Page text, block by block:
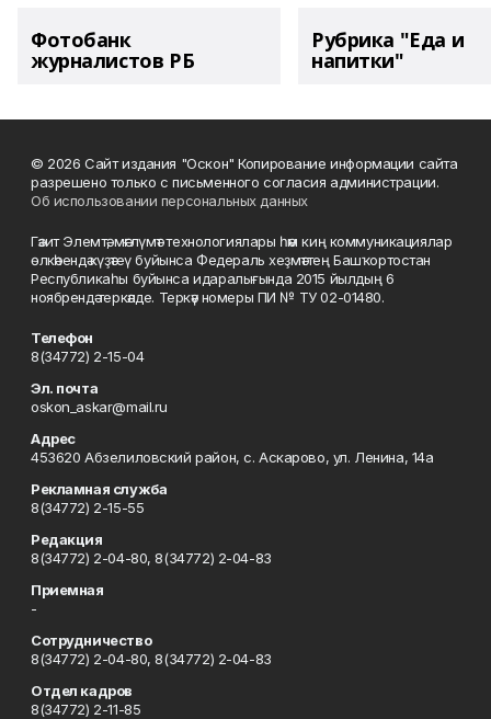
Фотобанк
журналистов РБ
Рубрика "Еда и
напитки"
© 2026 Сайт издания "Оскон" Копирование информации сайта
разрешено только с письменного согласия администрации.
Об использовании персональных данных
Гәзит Элемтә, мәғлүмәт технологиялары һәм киң коммуникациялар
өлкәһендә күҙәтеү буйынса Федераль хеҙмәттең Башҡортостан
Республикаһы буйынса идаралығында 2015 йылдың 6
ноябрендә теркәлде. Теркәү номеры ПИ № ТУ 02-01480.
Телефон
8(34772) 2-15-04
Эл. почта
oskon_askar@mail.ru
Адрес
453620 Абзелиловский район, с. Аскарово, ул. Ленина, 14а
Рекламная служба
8(34772) 2-15-55
Редакция
8(34772) 2-04-80, 8(34772) 2-04-83
Приемная
-
Сотрудничество
8(34772) 2-04-80, 8(34772) 2-04-83
Отдел кадров
8(34772) 2-11-85